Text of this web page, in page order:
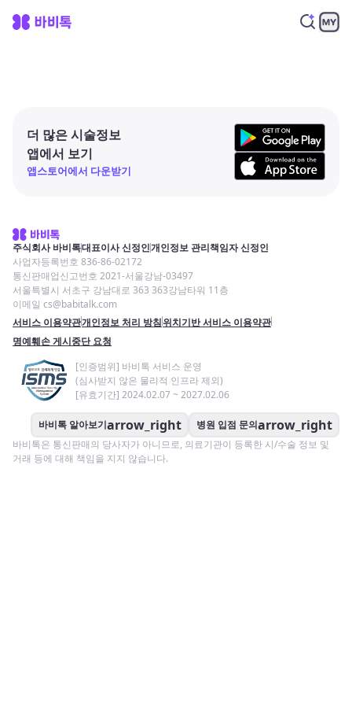
더 많은 시술정보
앱에서 보기
앱스토어에서 다운받기
주식회사 바비톡대표이사 신정인개인정보 관리책임자 신정인
사업자등록번호 836-86-02172
통신판매업신고번호 2021-서울강남-03497
서울특별시 서초구 강남대로 363 363강남타워 11층
이메일 cs@babitalk.com
서비스 이용약관개인정보 처리 방침위치기반 서비스 이용약관
명예훼손 게시중단 요청
[인증범위] 바비톡 서비스 운영
(심사받지 않은 물리적 인프라 제외)
[유효기간] 2024.02.07 ~ 2027.02.06
바비톡 알아보기arrow_right 병원 입점 문의arrow_right
바비톡은 통신판매의 당사자가 아니므로, 의료기관이 등록한 시/수술 정보 및
거래 등에 대해 책임을 지지 않습니다.